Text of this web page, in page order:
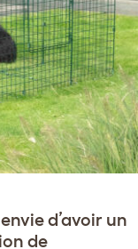
d’avoir un
de